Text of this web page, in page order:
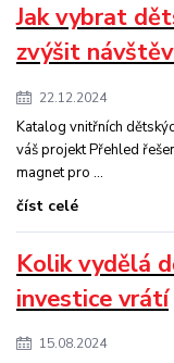
Jak vybrat
zvýšit
22.12.2024
Katalog vnitřních
váš projekt Přehled
magnet pro ...
číst celé
Kolik vydělá
investice vrátí
15.08.2024